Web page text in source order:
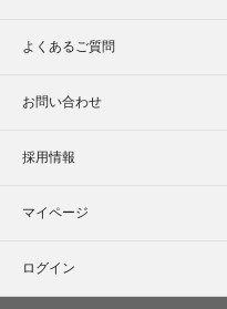
よくあるご質問
お問い合わせ
採用情報
マイページ
ログイン